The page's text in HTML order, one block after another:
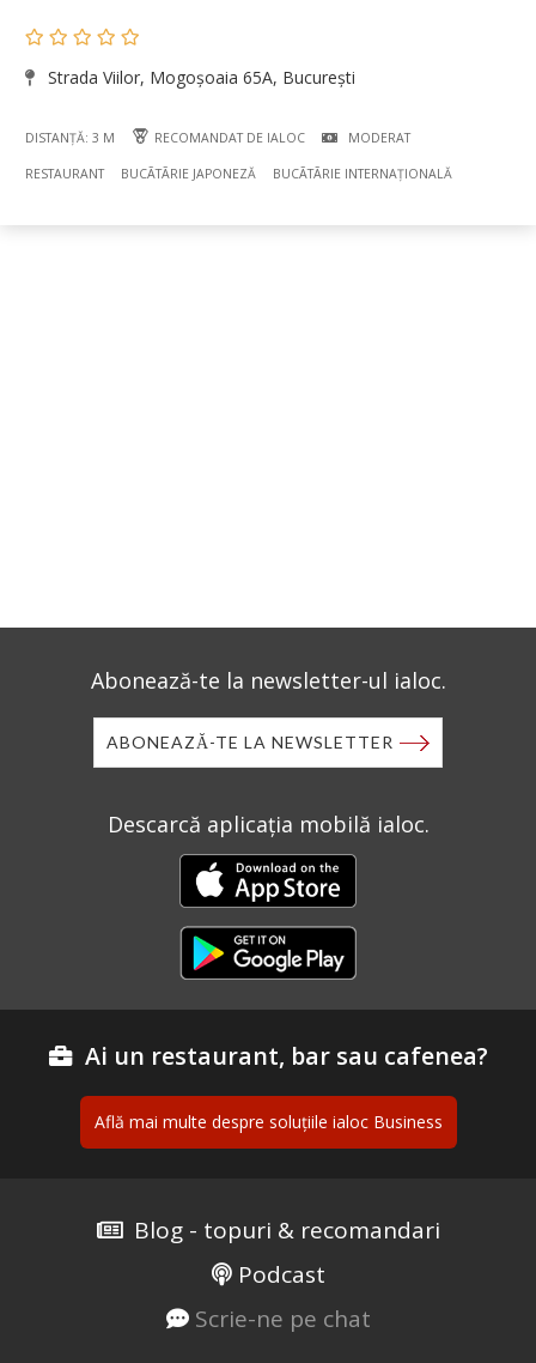
Strada Viilor, Mogoșoaia 65A, București
DISTANȚĂ: 3 M RECOMANDAT DE IALOC MODERAT
RESTAURANT BUCÃTÃRIE JAPONEZĂ BUCÃTÃRIE INTERNAȚIONALĂ
Abonează-te la newsletter-ul ialoc.
ABONEAZĂ-TE LA NEWSLETTER
Descarcă aplicația mobilă ialoc.
Ai un restaurant, bar sau cafenea?
Află mai multe despre soluțiile ialoc Business
Blog - topuri & recomandari
Podcast
Scrie-ne pe chat